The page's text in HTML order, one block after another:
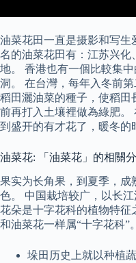
油菜花田一直是摄影和写生
名的油菜花田有：江苏兴
地。 香港也有一個比較集
洞。 在台灣，每年入冬前
稻田灑油菜的種子，使稻田
前再打入土壤裡做為綠肥。
到盛开的有才花了，暖冬的
油菜花: 「油菜花」的相關分
果实为长角果，到夏季，
色。 中国栽培较广，以长
花朵是十字花科的植物特
和油菜花一样属“十字花科”。
垛田历史上就以种植